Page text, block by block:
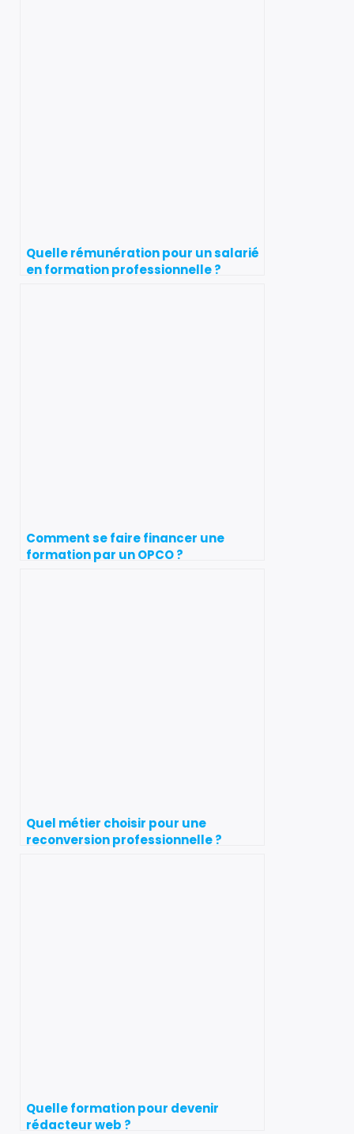
Quelle rémunération pour un salarié
en formation professionnelle ?
Comment se faire financer une
formation par un OPCO ?
Quel métier choisir pour une
reconversion professionnelle ?
Quelle formation pour devenir
rédacteur web ?